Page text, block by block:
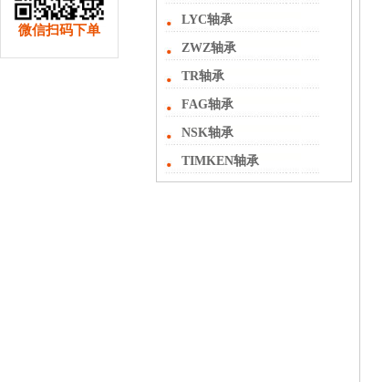
LYC轴承
ZWZ轴承
TR轴承
FAG轴承
NSK轴承
TIMKEN轴承
微信扫码下单